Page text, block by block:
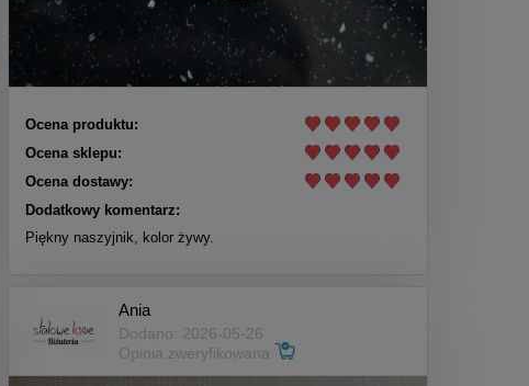
Ocena produktu:
Ocena sklepu:
Ocena dostawy:
Dodatkowy komentarz:
Piękny naszyjnik, kolor żywy.
Ania
Dodano: 2026-05-26
Opinia zweryfikowana